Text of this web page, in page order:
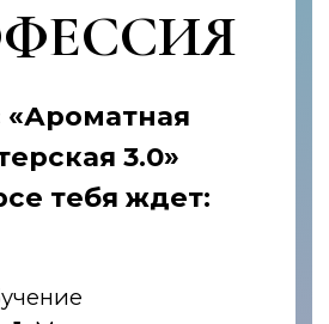
от услуги
оферты
организации